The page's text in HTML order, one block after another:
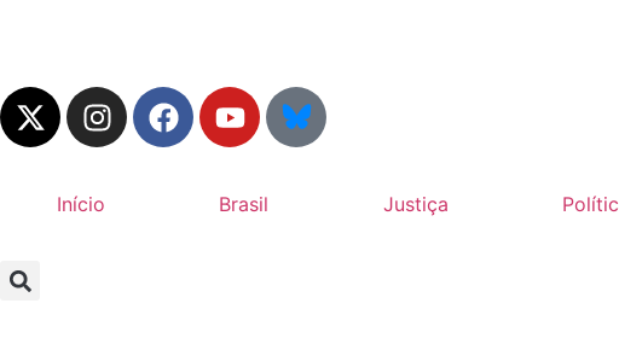
Início Brasil Justiça